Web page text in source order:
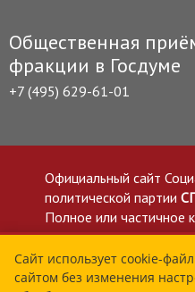
Общественная
фракции в Госдуме
+7 (495) 629-61-01
Официальный сайт
политической партии
Полное или частичное
приветствуется со
Политика в отношении
данных
Сайт использует cookie-
сайтом без изменения